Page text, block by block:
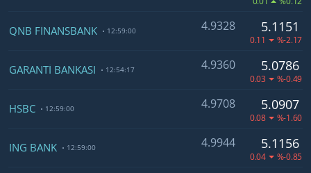
QNB FİNANSBANK 12:59:00 4.9328 5.1151
0.11 %-2.17
GARANTİ BANKASI 12:54:17 4.9360 5.0786
0.03 %-0.49
HSBC 12:59:00 4.9708 5.0907
0.08 %-1.60
ING BANK 12:59:00 4.9944 5.1156
0.04 %-0.85